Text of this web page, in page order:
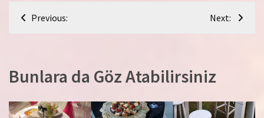
YazıPrevious: Next:
Bunlara da Göz Atabilirsiniz